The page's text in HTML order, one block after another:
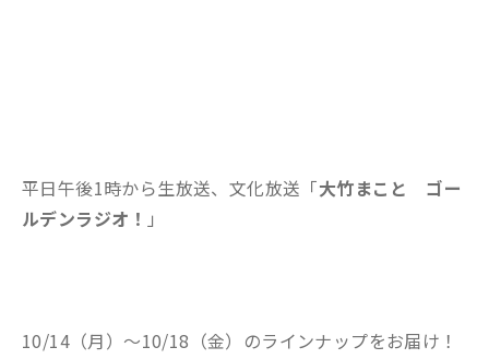
平日午後1時から生放送、文化放送「大竹まこと ゴー
ルデンラジオ！ 」
10/14（月）～10/18（金）のラインナップをお届け！